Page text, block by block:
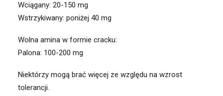
Wciągany: 20-150 mg
Wstrzykiwany: poniżej 40 mg
Wolna amina w formie cracku:
Palona: 100-200 mg
Niektórzy mogą brać więcej ze względu na wzrost
tolerancji.